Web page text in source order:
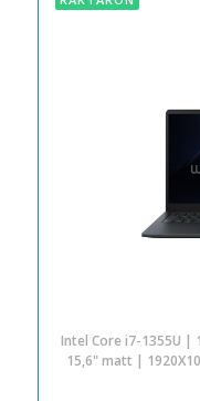
Intel Core i7-1355U |
15,6" matt |